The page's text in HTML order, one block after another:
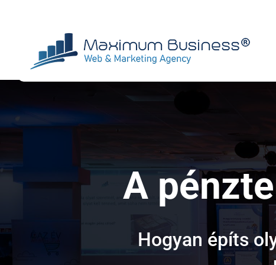
A
Hogyan építs